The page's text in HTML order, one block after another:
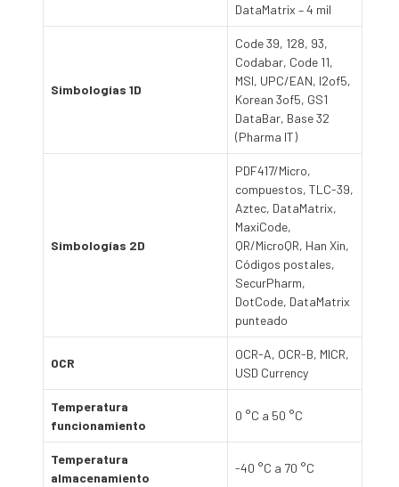
DataMatrix – 4 mil
Simbologías 1D
Code 39, 128, 93,
Codabar, Code 11,
MSI, UPC/EAN, I2of5,
Korean 3of5, GS1
DataBar, Base 32
(Pharma IT)
Simbologías 2D
PDF417/Micro,
compuestos, TLC-39,
Aztec, DataMatrix,
MaxiCode,
QR/MicroQR, Han Xin,
Códigos postales,
SecurPharm,
DotCode, DataMatrix
punteado
OCR
OCR-A, OCR-B, MICR,
USD Currency
Temperatura
funcionamiento
0 °C a 50 °C
Temperatura
almacenamiento
-40 °C a 70 °C